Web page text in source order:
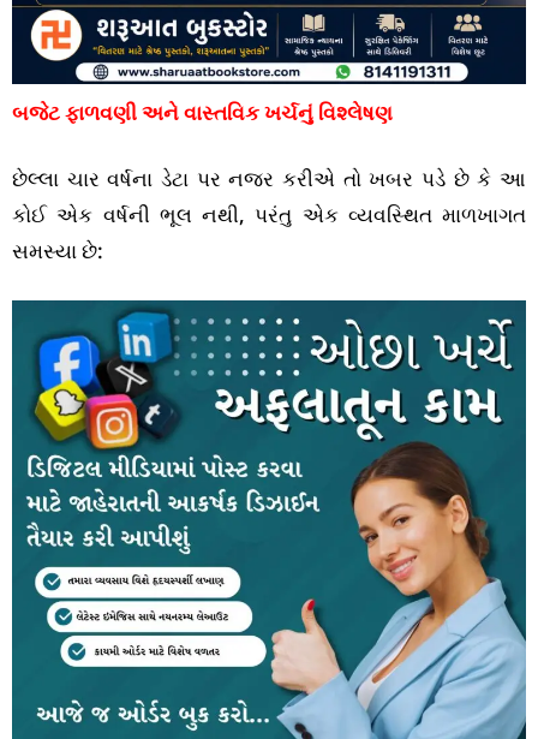
બજેટ ફાળવણી અને વાસ્તવિક ખર્ચનું વિશ્લેષણ
છેલ્લા ચાર વર્ષના ડેટા પર નજર કરીએ તો ખબર પડે છે કે આ
કોઈ એક વર્ષની ભૂલ નથી, પરંતુ એક વ્યવસ્થિત માળખાગત
સમસ્યા છે: